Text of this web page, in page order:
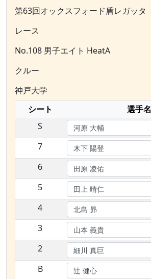
第63回オックスフォード盾レガッタ
レース
No.108 男子エイト HeatA
クルー
神戸大学
シート
選手名
S
7
6
5
4
3
2
B